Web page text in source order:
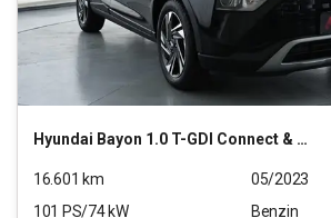
Hyundai Bayon 1.0 T-GDI Connect & Go Mild-Hybrid 2WD (E6d)
16.601 km
05/2023
101 PS/74kW
Benzin